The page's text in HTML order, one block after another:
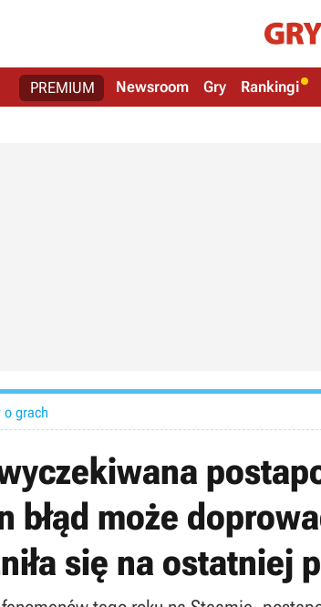
PREMIUM Newsroom Gry Rankingi
o grach
błąd może
się na ostatniej